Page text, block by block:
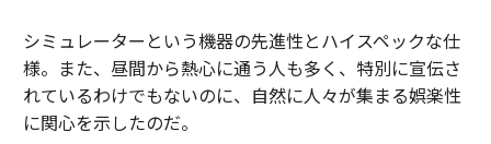
シミュレーターという機器の先進性とハイスペックな仕
様。また、昼間から熱心に通う人も多く、特別に宣伝さ
れているわけでもないのに、自然に人々が集まる娯楽性
に関心を示したのだ。